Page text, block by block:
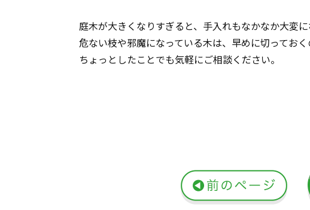
庭木が大きくなりすぎると、手入れもなかなか大変に
危ない枝や邪魔になっている木は、早めに切っておく
ちょっとしたことでも気軽にご相談ください。